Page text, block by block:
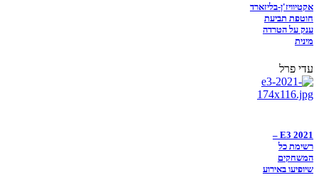
אקטיוויז'ן-בליזארד
חוטפת תביעת
ענק על הטרדה
מינית
עדי פרל
E3 2021 –
רשימת כל
המשחקים
שיופיעו באירוע